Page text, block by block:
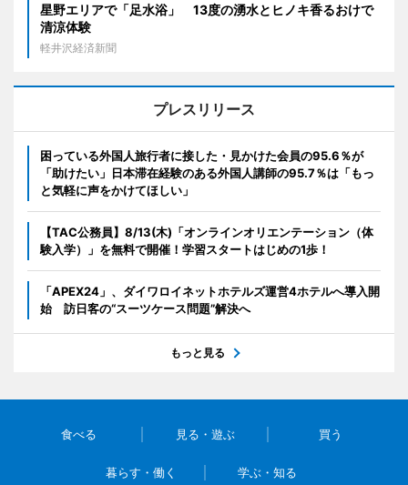
星野エリアで「足水浴」 13度の湧水とヒノキ香るおけで
清涼体験
軽井沢経済新聞
プレスリリース
困っている外国人旅行者に接した・見かけた会員の95.6％が
「助けたい」日本滞在経験のある外国人講師の95.7％は「もっ
と気軽に声をかけてほしい」
【TAC公務員】8/13(木)「オンラインオリエンテーション（体
験入学）」を無料で開催！学習スタートはじめの1歩！
「APEX24」、ダイワロイネットホテルズ運営4ホテルへ導入開
始 訪日客の“スーツケース問題”解決へ
もっと見る
食べる 見る・遊ぶ 買う
暮らす・働く 学ぶ・知る